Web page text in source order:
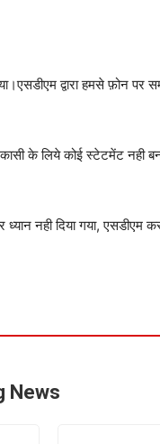
द्वारा हमसे फ़ोन पर
के लिये कोई स्टेटमेंट नही
नही दिया गया, एसडीएम
News